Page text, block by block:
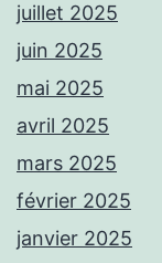
juillet 2025
juin 2025
mai 2025
avril 2025
mars 2025
février 2025
janvier 2025